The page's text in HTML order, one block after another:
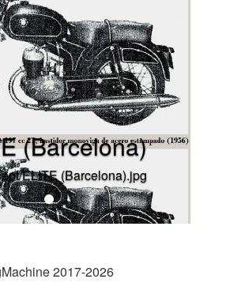
(Barcelona)
ELITE (Barcelona).jpg
2017-2026